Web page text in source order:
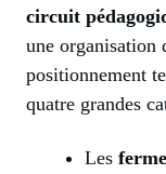
circuit
une organisation
positionnement
quatre grandes
Les